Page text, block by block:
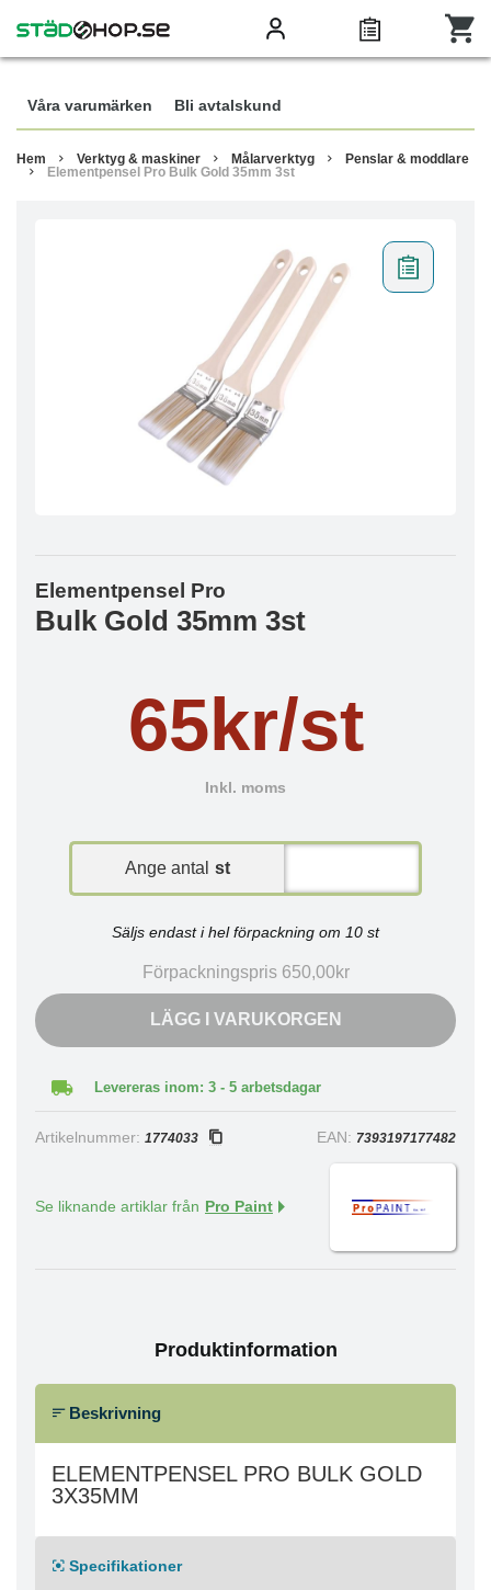
Våra varumärken Bli avtalskund
Hem Verktyg & maskiner Målarverktyg
Penslar & moddlare
Elementpensel Pro Bulk Gold 35mm 3st
Elementpensel Pro
Bulk Gold 35mm 3st
65kr/st
Inkl. moms
Ange antal st
Säljs endast i hel förpackning om 10 st
Förpackningspris 650,00kr
LÄGG I VARUKORGEN
Levereras inom: 3 - 5 arbetsdagar
Artikelnummer: 1774033 EAN: 7393197177482
Se liknande artiklar från Pro Paint
Produktinformation
Beskrivning
ELEMENTPENSEL PRO BULK GOLD
3X35MM
Specifikationer